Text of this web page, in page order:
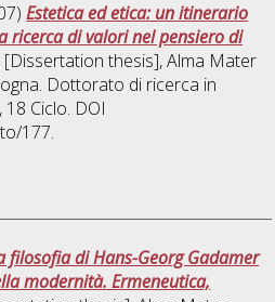
Estetica ed etica: un itinerario
ricerca di valori nel pensiero di
[Dissertation thesis], Alma Mater
Dottorato di ricerca in
, 18 Ciclo. DOI
177.
filosofia di Hans-Georg Gadamer
modernità. Ermeneutica,